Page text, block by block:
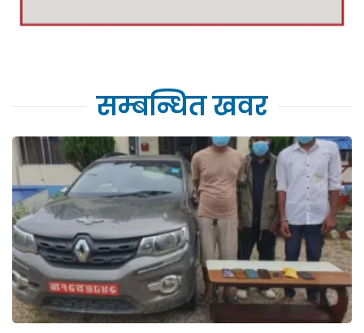
सम्बन्धित खवर